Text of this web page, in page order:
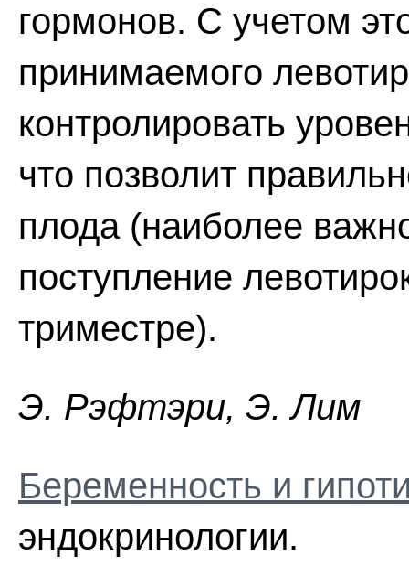
гормонов. С учетом
принимаемого
контролировать
что позволит
плода (наиболее
поступление
триместре).
Э. Pэфтэpи, Э. Лим
Беременность и
эндокринологии.